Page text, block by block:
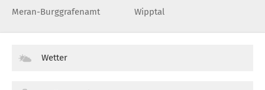
Meran-Burggrafenamt
Wipptal
Wetter